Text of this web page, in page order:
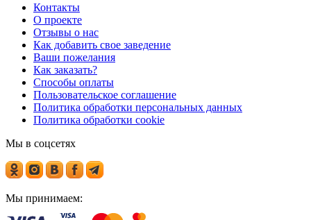
Контакты
О проекте
Отзывы о нас
Как добавить свое заведение
Ваши пожелания
Как заказать?
Способы оплаты
Пользовательское соглашение
Политика обработки персональных данных
Политика обработки cookie
Мы в соцсетях
Мы принимаем: